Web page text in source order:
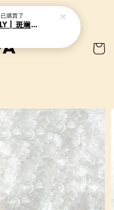
已購買了
PANDAN COCONUT JELLY | 斑斓香椰果冻